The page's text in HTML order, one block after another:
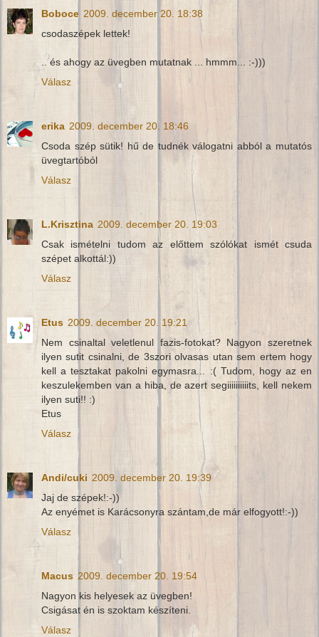
Boboce 2009. december 20. 18:38
csodaszépek lettek!
.. és ahogy az üvegben mutatnak ... hmmm... :-)))
Válasz
erika 2009. december 20. 18:46
Csoda szép sütik! hű de tudnék válogatni abból a mutatós
üvegtartóból
Válasz
L.Krisztina 2009. december 20. 19:03
Csak ismételni tudom az előttem szólókat ismét csuda
szépet alkottál:))
Válasz
Etus 2009. december 20. 19:21
Nem csinaltal veletlenul fazis-fotokat? Nagyon szeretnek
ilyen sutit csinalni, de 3szori olvasas utan sem ertem hogy
kell a tesztakat pakolni egymasra... :( Tudom, hogy az en
keszulekemben van a hiba, de azert segiiiiiiiiiits, kell nekem
ilyen suti!! :)
Etus
Válasz
Andi/cuki 2009. december 20. 19:39
Jaj de szépek!:-))
Az enyémet is Karácsonyra szántam,de már elfogyott!:-))
Válasz
Macus 2009. december 20. 19:54
Nagyon kis helyesek az üvegben!
Csigásat én is szoktam készíteni.
Válasz